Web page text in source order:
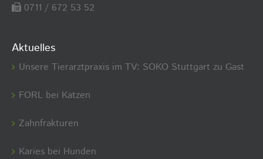
0711 / 672 53 52
Aktuelles
Unsere Tierarztpraxis im TV: SOKO Stuttgart zu Gast
FORL bei Katzen
Zahnfrakturen
Karies bei Hunden